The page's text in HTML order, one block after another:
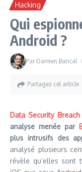
Hacking
Qui
Android ?
Par Damien Bancal
Partagez cet article
Data Security Breach
analyse menée par
plus intrusifs des
analysé plusieurs
révèle qu’elles sont